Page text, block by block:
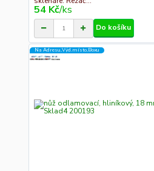
54 Kč/ks
Do košíku
Na Adresu,Výd.místo,Boxu